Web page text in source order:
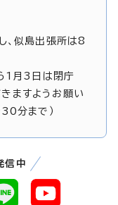
似島出張所は8
1月3日は閉庁
ますようお願い
分まで）
信中